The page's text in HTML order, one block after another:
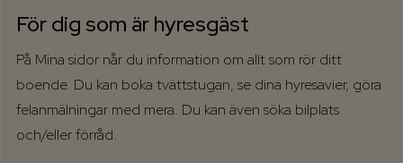
För dig som är hyresgäst
På Mina sidor når du information om allt som rör ditt
boende. Du kan boka tvättstugan, se dina hyresavier, göra
felanmälningar med mera. Du kan även söka bilplats
och/eller förråd.